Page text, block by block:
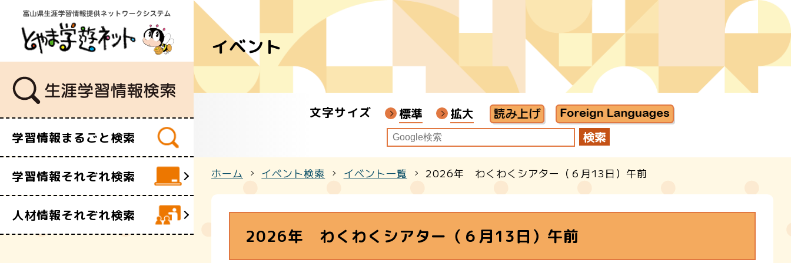
学習情報まるごと検索
学習情報それぞれ検索
学習講座
人材情報それぞれ検索
講師・指導者
ボランティア
イベント
文字サイズ 標準 拡大
ホーム イベント検索 イベント一覧 2026年 わくわくシアター（６月13日）午前
2026年 わくわくシアター（６月13日）午前